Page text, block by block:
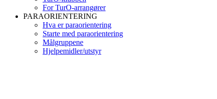
For TurO-arrangører
PARAORIENTERING
Hva er paraorientering
Starte med paraorientering
Målgruppene
Hjelpemidler/utstyr